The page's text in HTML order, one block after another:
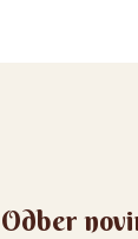
Odber